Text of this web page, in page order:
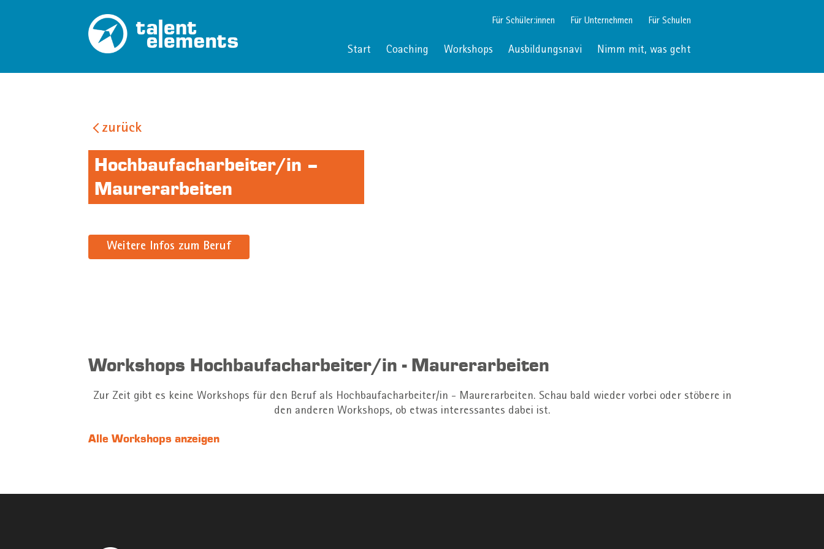
Für Schüler:innen Für Unternehmen Für Schulen
Start Coaching Workshops Ausbildungsnavi Nimm mit, was geht
zurück
Hochbaufacharbeiter/in –
Maurerarbeiten
Weitere Infos zum Beruf
Workshops Hochbaufacharbeiter/in - Maurerarbeiten
Zur Zeit gibt es keine Workshops für den Beruf als Hochbaufacharbeiter/in - Maurerarbeiten. Schau bald wieder vorbei oder stöbere in
den anderen Workshops, ob etwas interessantes dabei ist.
Alle Workshops anzeigen